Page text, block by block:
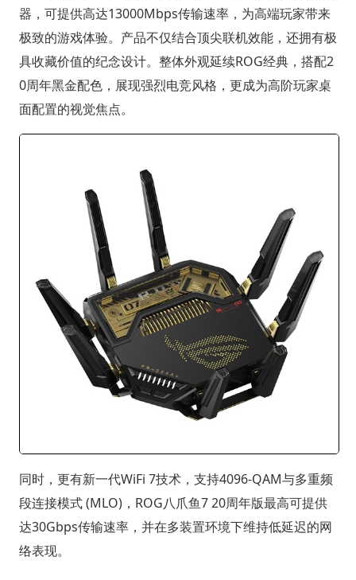
器，可提供高达13000Mbps传输速率，为高端玩家带来
极致的游戏体验。产品不仅结合顶尖联机效能，还拥有极
具收藏价值的纪念设计。整体外观延续ROG经典，搭配2
0周年黑金配色，展现强烈电竞风格，更成为高阶玩家桌
面配置的视觉焦点。
同时，更有新一代WiFi 7技术，支持4096-QAM与多重频
段连接模式 (MLO)，ROG八爪鱼7 20周年版最高可提供
达30Gbps传输速率，并在多装置环境下维持低延迟的网
络表现。